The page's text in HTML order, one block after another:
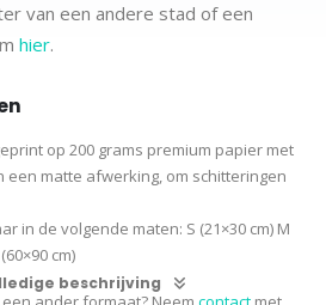
van een andere stad of een
hier.
op 200 grams premium papier met
een matte afwerking, om schitteringen
in de volgende maten: S (21×30 cm) M
cm)
beschrijving